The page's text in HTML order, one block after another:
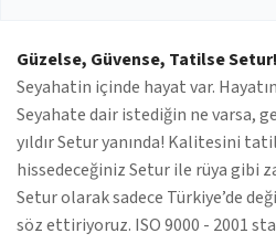
Güzelse, Güvense, Tatilse Setur!
Seyahatin içinde hayat var.
Seyahate dair istediğin ne varsa,
yıldır Setur yanında! Kalitesini
hissedeceğiniz Setur ile rüya gibi
Setur olarak sadece Türkiye’de
söz ettiriyoruz. ISO 9000 - 2001